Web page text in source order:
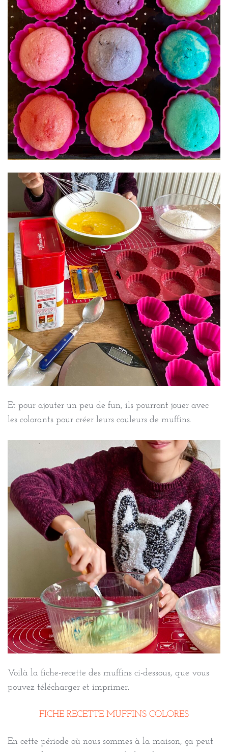
Et pour ajouter un peu de fun, ils pourront jouer avec
les colorants pour créer leurs couleurs de muffins.
Voilà la fiche-recette des muffins ci-dessous, que vous
pouvez télécharger et imprimer.
FICHE RECETTE MUFFINS COLORES
En cette période où nous sommes à la maison, ça peut